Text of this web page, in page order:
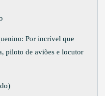
Por incrível que
piloto de aviões e locutor